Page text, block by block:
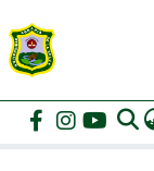
Communities &
Home